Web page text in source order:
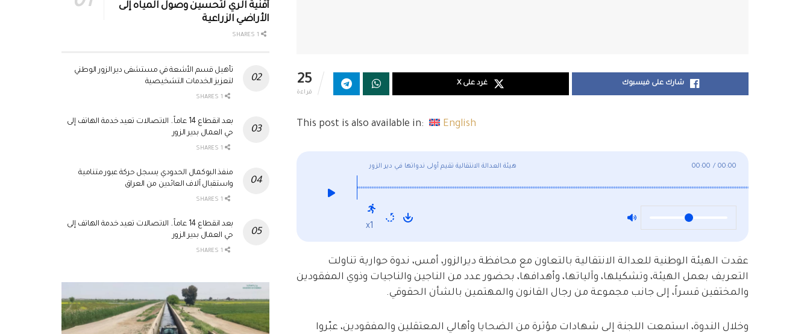
25
قراءة
شارك على فيسبوك غرد على X
This post is also available in: English
هيئة العدالة الانتقالية تقيم أولى ندواتها في دير الزور 00:00 / 00:00
x1
عقدت الهيئة الوطنية للعدالة الانتقالية بالتعاون مع محافظة ديرالزور، أمس، ندوة حوارية تناولت
التعريف بعمل الهيئة، وتشكيلها، وآلياتها، وأهدافها، بحضور عدد من الناجين والناجيات وذوي المفقودين
والمختفين قسراً، إلى جانب مجموعة من رجال القانون والمهتمين بالشأن الحقوقي.
وخلال الندوة، استمعت اللجنة إلى شهادات مؤثرة من الضحايا وأهالي المعتقلين والمفقودين، عبّروا
أقنية الري لتحسين وصول المياه إلى
الأراضي الزراعية
تأهيل قسم الأشعة في مستشفى دير الزور الوطني
لتعزيز الخدمات التشخيصية
بعد انقطاع 14 عاماً.. الاتصالات تعيد خدمة الهاتف إلى
حي العمال بدير الزور
منفذ البوكمال الحدودي يسجل حركة عبور متنامية
واستقبال آلاف العائدين من العراق
بعد انقطاع 14 عاماً.. الاتصالات تعيد خدمة الهاتف إلى
حي العمال بدير الزور